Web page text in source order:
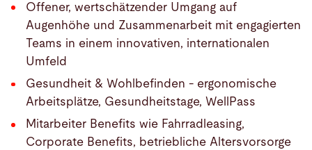
Offener, wertschätzender Umgang auf
Augenhöhe und Zusammenarbeit mit engagierten
Teams in einem innovativen, internationalen
Umfeld
Gesundheit & Wohlbefinden - ergonomische
Arbeitsplätze, Gesundheitstage, WellPass
Mitarbeiter Benefits wie Fahrradleasing,
Corporate Benefits, betriebliche Altersvorsorge